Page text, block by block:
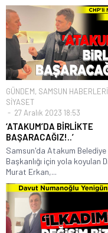
GÜNDEM, SAMSUN HABERLERİ
SİYASET
27 Aralık 2023 18:53
‘ATAKUM’DA BİRLİKTE
BAŞARACAĞIZ!..’
Samsun'da Atakum Belediye
Başkanlığı için yola koyulan
Murat Erkan,...